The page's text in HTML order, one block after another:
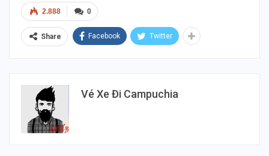
0
2.888
Share Facebook Twitter
Vé Xe Đi Campuchia